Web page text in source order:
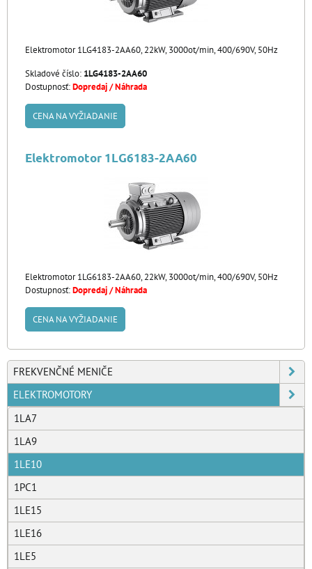
Elektromotor 1LG4183-2AA60, 22kW, 3000ot/min, 400/690V, 50Hz
Skladové číslo: 1LG4183-2AA60
Dostupnosť:Dopredaj / Náhrada
CENA NA VYŽIADANIE
Elektromotor 1LG6183-2AA60
Elektromotor 1LG6183-2AA60, 22kW, 3000ot/min, 400/690V, 50Hz
Dostupnosť:Dopredaj / Náhrada
CENA NA VYŽIADANIE
FREKVENČNÉ MENIČE
ELEKTROMOTORY
1LA7
1LA9
1LE10
1PC1
1LE15
1LE16
1LE5